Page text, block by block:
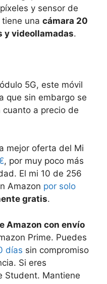
y sensor de
una cámara 20
y videollamadas.
5G, este móvil
que sin embargo se
a precio de
mejor oferta del Mi
, por muy poco más
El mi 10 de 256
Amazon por solo
gratis.
Amazon con envío
Prime. Puedes
días sin compromiso
Si eres
Student. Mantiene